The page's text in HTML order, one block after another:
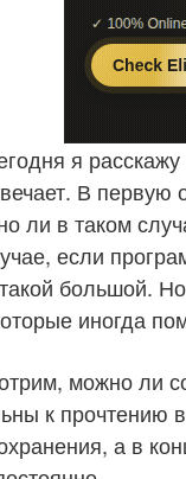
я
В первую
ли в таком
если
большой.
иногда
можно ли
к прочтению
а в